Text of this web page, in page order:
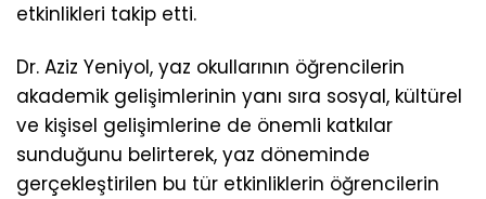
etkinlikleri takip etti.
Dr. Aziz Yeniyol, yaz okullarının öğrencilerin
akademik gelişimlerinin yanı sıra sosyal, kültürel
ve kişisel gelişimlerine de önemli katkılar
sunduğunu belirterek, yaz döneminde
gerçekleştirilen bu tür etkinliklerin öğrencilerin